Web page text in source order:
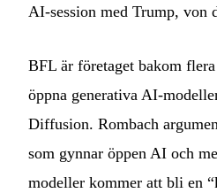
AI-session med Trump, von
BFL är företaget bakom
öppna generativa AI-
Diffusion. Rombach
som gynnar öppen AI och
modeller kommer att bli en